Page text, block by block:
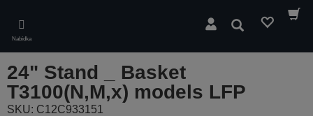
main
content
Nabídka
Hledat
24" Stand _ Basket
T3100(N,M,x) models LFP
SKU: C12C933151